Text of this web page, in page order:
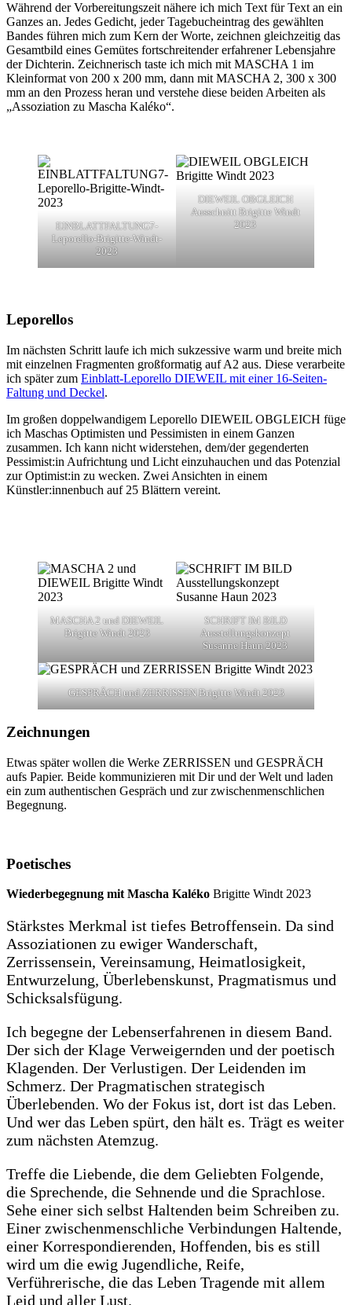
Während der Vorbereitungszeit nähere ich mich Text für Text an ein
Ganzes an. Jedes Gedicht, jeder Tagebucheintrag des gewählten
Bandes führen mich zum Kern der Worte, zeichnen gleichzeitig das
Gesamtbild eines Gemütes fortschreitender erfahrener Lebensjahre
der Dichterin. Zeichnerisch taste ich mich mit MASCHA 1 im
Kleinformat von 200 x 200 mm, dann mit MASCHA 2, 300 x 300
mm an den Prozess heran und verstehe diese beiden Arbeiten als
„Assoziation zu Mascha Kaléko“.
EINBLATTFALTUNG7-
Leporello-Brigitte-Windt-
2023
DIEWEIL OBGLEICH
Ausschnitt Brigitte Windt
2023
Leporellos
Im nächsten Schritt laufe ich mich sukzessive warm und breite mich
mit einzelnen Fragmenten großformatig auf A2 aus. Diese verarbeite
ich später zum Einblatt-Leporello DIEWEIL mit einer 16-Seiten-
Faltung und Deckel.
Im großen doppelwandigem Leporello DIEWEIL OBGLEICH füge
ich Maschas Optimisten und Pessimisten in einem Ganzen
zusammen. Ich kann nicht widerstehen, dem/der gegenderten
Pessimist:in Aufrichtung und Licht einzuhauchen und das Potenzial
zur Optimist:in zu wecken. Zwei Ansichten in einem
Künstler:innenbuch auf 25 Blättern vereint.
MASCHA 2 und DIEWEIL
Brigitte Windt 2023
SCHRIFT IM BILD
Ausstellungskonzept
Susanne Haun 2023
GESPRÄCH und ZERRISSEN Brigitte Windt 2023
Zeichnungen
Etwas später wollen die Werke ZERRISSEN und GESPRÄCH
aufs Papier. Beide kommunizieren mit Dir und der Welt und laden
ein zum authentischen Gespräch und zur zwischenmenschlichen
Begegnung.
Poetisches
Wiederbegegnung mit Mascha Kaléko Brigitte Windt 2023
Stärkstes Merkmal ist tiefes Betroffensein. Da sind
Assoziationen zu ewiger Wanderschaft,
Zerrissensein, Vereinsamung, Heimatlosigkeit,
Entwurzelung, Überlebenskunst, Pragmatismus und
Schicksalsfügung.
Ich begegne der Lebenserfahrenen in diesem Band.
Der sich der Klage Verweigernden und der poetisch
Klagenden. Der Verlustigen. Der Leidenden im
Schmerz. Der Pragmatischen strategisch
Überlebenden. Wo der Fokus ist, dort ist das Leben.
Und wer das Leben spürt, den hält es. Trägt es weiter
zum nächsten Atemzug.
Treffe die Liebende, die dem Geliebten Folgende,
die Sprechende, die Sehnende und die Sprachlose.
Sehe einer sich selbst Haltenden beim Schreiben zu.
Einer zwischenmenschliche Verbindungen Haltende,
einer Korrespondierenden, Hoffenden, bis es still
wird um die ewig Jugendliche, Reife,
Verführerische, die das Leben Tragende mit allem
Leid und aller Lust.